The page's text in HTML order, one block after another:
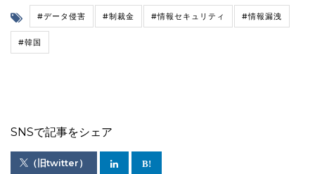
#データ侵害 #制裁金 #情報セキュリティ #情報漏洩
#韓国
SNSで記事をシェア
（旧twitter）